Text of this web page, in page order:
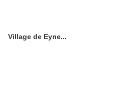
Village de Eyne...